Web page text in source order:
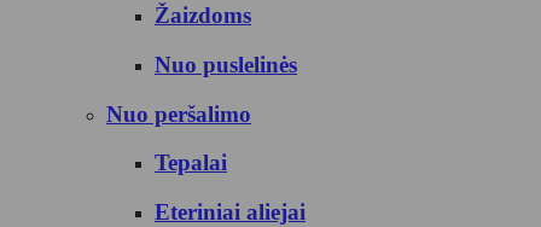
Žaizdoms
Nuo puslelinės
Nuo peršalimo
Tepalai
Eteriniai aliejai